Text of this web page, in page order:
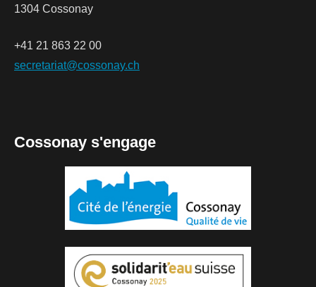
1304 Cossonay
+41 21 863 22 00
secretariat@cossonay.ch
Cossonay s'engage